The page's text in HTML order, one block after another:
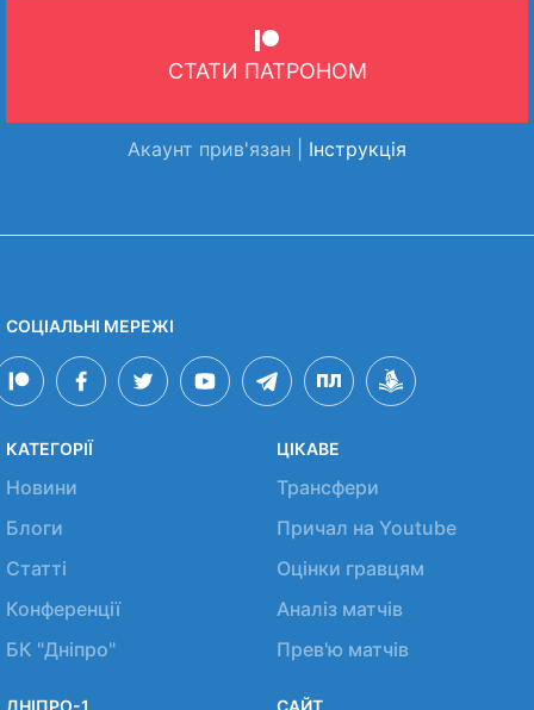
СТАТИ ПАТРОНОМ
Акаунт прив'язан | Інструкція
СОЦІАЛЬНІ МЕРЕЖІ
КАТЕГОРІЇ
Новини
Блоги
Статті
Конференції
БК "Дніпро"
ЦІКАВЕ
Трансфери
Причал на Youtube
Оцінки гравцям
Аналіз матчів
Прев'ю матчів
ДНІПРО-1 САЙТ